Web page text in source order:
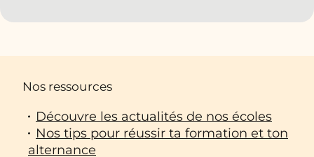
Nos ressources
Découvre les actualités de nos écoles
Nos tips pour réussir ta formation et ton
alternance